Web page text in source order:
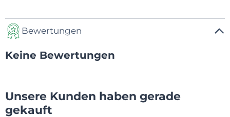
Bewertungen
Keine Bewertungen
Unsere Kunden haben gerade
gekauft